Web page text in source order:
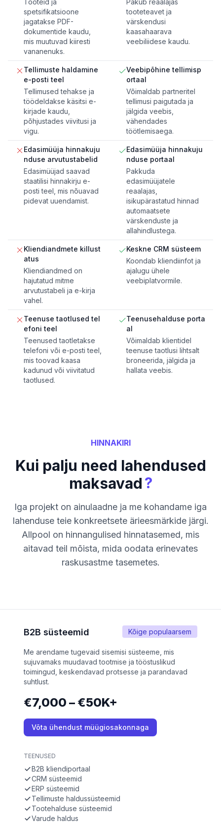
Tooteid ja
spetsifikatsioone
jagatakse PDF-
dokumentide kaudu,
mis muutuvad kiiresti
vananenuks.
Pakub reaalajas
tooteteavet ja
värskendusi
kaasahaarava
veebiliidese kaudu.
Tellimuste haldamine
e-posti teel
Tellimused tehakse ja
töödeldakse käsitsi e-
kirjade kaudu,
põhjustades viivitusi ja
vigu.
Veebipõhine tellimisp
ortaal
Võimaldab partneritel
tellimusi paigutada ja
jälgida veebis,
vähendades
töötlemisaega.
Edasimüüja hinnakuju
nduse arvutustabelid
Edasimüüjad saavad
staatilisi hinnakirju e-
posti teel, mis nõuavad
pidevat uuendamist.
Edasimüüja hinnakuju
nduse portaal
Pakkuda
edasimüüjatele
reaalajas,
isikupärastatud hinnad
automaatsete
värskenduste ja
allahindlustega.
Kliendiandmete killust
atus
Kliendiandmed on
hajutatud mitme
arvutustabeli ja e-kirja
vahel.
Keskne CRM süsteem
Koondab kliendiinfot ja
ajalugu ühele
veebiplatvormile.
Teenuse taotlused tel
efoni teel
Teenused taotletakse
telefoni või e-posti teel,
mis toovad kaasa
kadunud või viivitatud
taotlused.
Teenusehalduse porta
al
Võimaldab klientidel
teenuse taotlusi lihtsalt
broneerida, jälgida ja
hallata veebis.
HINNAKIRI
Kui palju need lahendused
maksavad?
Iga projekt on ainulaadne ja me kohandame iga
lahenduse teie konkreetsete ärieesmärkide järgi.
Allpool on hinnangulised hinnatasemed, mis
aitavad teil mõista, mida oodata erinevates
raskusastme tasemetes.
Kõige populaarsem
B2B süsteemid
Me arendame tugevaid sisemisi süsteeme, mis
sujuvamaks muudavad tootmise ja tööstuslikud
toimingud, keskendavad protsesse ja parandavad
suhtlust.
€7,000 – €50K+
Võta ühendust müügiosakonnaga
TEENUSED
B2B kliendiportaal
CRM süsteemid
ERP süsteemid
Tellimuste haldussüsteemid
Tootehalduse süsteemid
Varude haldus